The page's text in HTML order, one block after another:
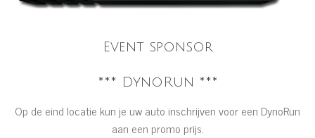
Event sponsor
*** DynoRun ***
Op de eind locatie kun je uw auto inschrijven voor een DynoRun
aan een promo prijs.